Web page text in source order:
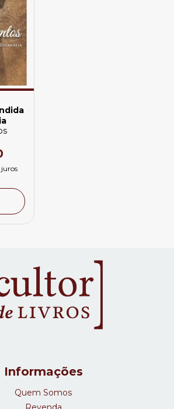
Informações
Quem Somos